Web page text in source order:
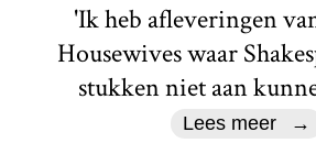
'Ik heb afleveringen
Housewives waar
stukken niet aan
Lees meer